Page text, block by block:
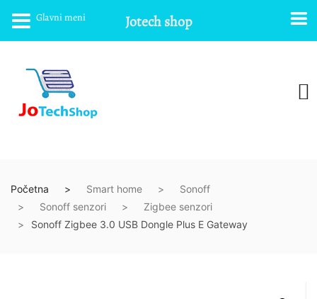
Početna Smart home
Sonoff
Sonoff senzori
Zigbee senzori
Sonoff Zigbee 3.0 USB Dongle Plus E Gateway
Glavni meni Jotech shop